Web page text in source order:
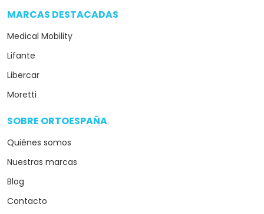
MARCAS DESTACADAS
Medical Mobility
Lifante
Libercar
Moretti
SOBRE ORTOESPAÑA
Quiénes somos
Nuestras marcas
Blog
Contacto